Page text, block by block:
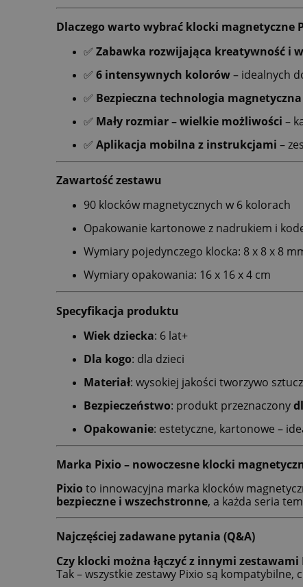
Dlaczego warto wybrać klocki magnetyczne
✅ Zabawka rozwijająca kreatywność i
✅ 6 intensywnych kolorów– idealnych
✅ Bezpieczna technologia magnetyczna
✅ Mały rozmiar – wielkie możliwości –
✅ Aplikacja mobilna z instrukcjami –
Zawartość zestawu
90 klocków magnetycznych w 6 kolorach
Opakowanie kartonowe z nadrukiem i
Wymiary pojedynczego klocka: 8 x 8 x 8
Wymiary opakowania: 16 x 16 x 4 cm
Specyfikacja produktu
Wiek dziecka: 6 lat+
Dla kogo: dla dzieci
Materiał: wysokiej jakości tworzywo
Bezpieczeństwo: produkt przeznaczony
Opakowanie: estetyczne, kartonowe –
Marka Pixio – nowoczesne klocki
Pixio to innowacyjna marka klocków
bezpieczne i wszechstronne, a każda seria
Najczęściej zadawane pytania (Q&A)
Czy klocki można łączyć z innymi zestawami
Tak – wszystkie zestawy Pixio są